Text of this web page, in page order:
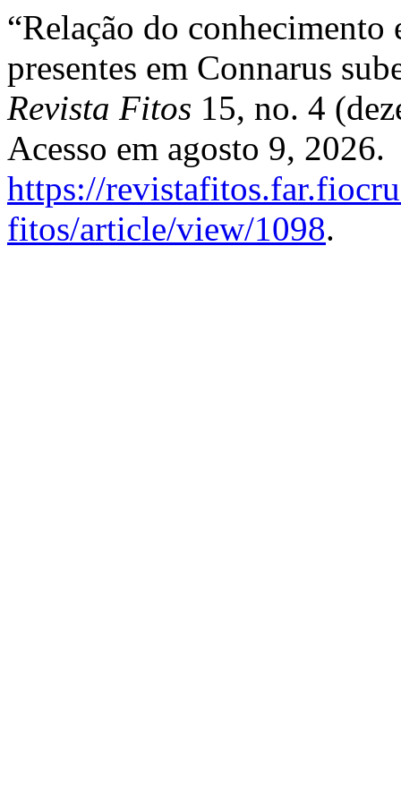
“Relação do
presentes em Connarus
Revista Fitos 15, no. 4
Acesso em agosto 9, 2026.
https://
fitos/article/view/1098.